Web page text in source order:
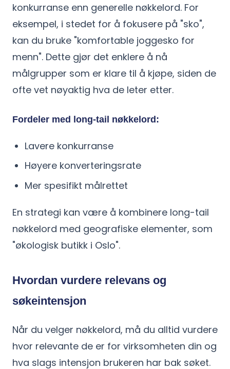
konkurranse enn generelle nøkkelord. For
eksempel, i stedet for å fokusere på "sko",
kan du bruke "komfortable joggesko for
menn". Dette gjør det enklere å nå
målgrupper som er klare til å kjøpe, siden de
ofte vet nøyaktig hva de leter etter.
Fordeler med long-tail nøkkelord:
Lavere konkurranse
Høyere konverteringsrate
Mer spesifikt målrettet
En strategi kan være å kombinere long-tail
nøkkelord med geografiske elementer, som
"økologisk butikk i Oslo".
Hvordan vurdere relevans og
søkeintensjon
Når du velger nøkkelord, må du alltid vurdere
hvor relevante de er for virksomheten din og
hva slags intensjon brukeren har bak søket.